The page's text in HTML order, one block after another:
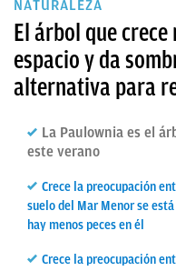
NATURALEZA
El árbol que
espacio y da
alternativa para
La Paulownia es el
este verano
Crece la preocupación
suelo del Mar Menor se
hay menos peces en él
Crece la preocupación